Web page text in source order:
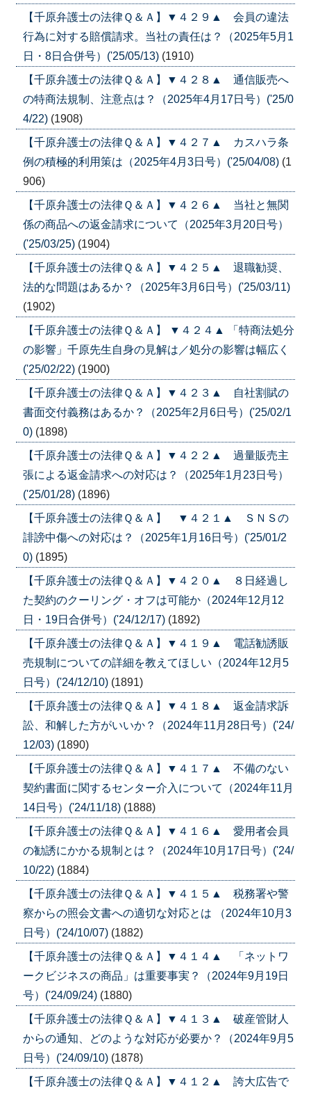
【千原弁護士の法律Ｑ＆Ａ】▼４２９▲ 会員の違法
行為に対する賠償請求。当社の責任は？（2025年5月1
日・8日合併号）('25/05/13) (1910)
【千原弁護士の法律Ｑ＆Ａ】▼４２８▲ 通信販売へ
の特商法規制、注意点は？（2025年4月17日号）('25/0
4/22) (1908)
【千原弁護士の法律Ｑ＆Ａ】▼４２７▲ カスハラ条
例の積極的利用策は（2025年4月3日号）('25/04/08) (1
906)
【千原弁護士の法律Ｑ＆Ａ】▼４２６▲ 当社と無関
係の商品への返金請求について（2025年3月20日号）
('25/03/25) (1904)
【千原弁護士の法律Ｑ＆Ａ】▼４２５▲ 退職勧奨、
法的な問題はあるか？（2025年3月6日号）('25/03/11)
(1902)
【千原弁護士の法律Ｑ＆Ａ】 ▼４２４▲ 「特商法処分
の影響」千原先生自身の見解は／処分の影響は幅広く
('25/02/22) (1900)
【千原弁護士の法律Ｑ＆Ａ】▼４２３▲ 自社割賦の
書面交付義務はあるか？（2025年2月6日号）('25/02/1
0) (1898)
【千原弁護士の法律Ｑ＆Ａ】▼４２２▲ 過量販売主
張による返金請求への対応は？（2025年1月23日号）
('25/01/28) (1896)
【千原弁護士の法律Ｑ＆Ａ】 ▼４２１▲ ＳＮＳの
誹謗中傷への対応は？（2025年1月16日号）('25/01/2
0) (1895)
【千原弁護士の法律Ｑ＆Ａ】▼４２０▲ ８日経過し
た契約のクーリング・オフは可能か（2024年12月12
日・19日合併号）('24/12/17) (1892)
【千原弁護士の法律Ｑ＆Ａ】▼４１９▲ 電話勧誘販
売規制についての詳細を教えてほしい（2024年12月5
日号）('24/12/10) (1891)
【千原弁護士の法律Ｑ＆Ａ】▼４１８▲ 返金請求訴
訟、和解した方がいいか？（2024年11月28日号）('24/
12/03) (1890)
【千原弁護士の法律Ｑ＆Ａ】▼４１７▲ 不備のない
契約書面に関するセンター介入について（2024年11月
14日号）('24/11/18) (1888)
【千原弁護士の法律Ｑ＆Ａ】▼４１６▲ 愛用者会員
の勧誘にかかる規制とは？（2024年10月17日号）('24/
10/22) (1884)
【千原弁護士の法律Ｑ＆Ａ】▼４１５▲ 税務署や警
察からの照会文書への適切な対応とは （2024年10月3
日号）('24/10/07) (1882)
【千原弁護士の法律Ｑ＆Ａ】▼４１４▲ 「ネットワ
ークビジネスの商品」は重要事実？（2024年9月19日
号）('24/09/24) (1880)
【千原弁護士の法律Ｑ＆Ａ】▼４１３▲ 破産管財人
からの通知、どのような対応が必要か？（2024年9月5
日号）('24/09/10) (1878)
【千原弁護士の法律Ｑ＆Ａ】▼４１２▲ 誇大広告で